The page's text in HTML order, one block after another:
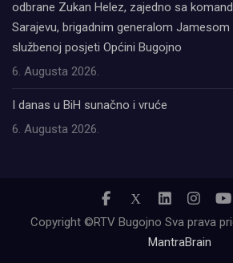
odbrane Zukan Helez, zajedno sa
Sarajevu, brigadnim generalom Jamesom
službenoj posjeti Općini Bugojno
6. Augusta 2026.
I danas u BiH sunačno i vruće
6. Augusta 2026.
Copyright ©RTV Bugojno Sva prava
MantraBrain